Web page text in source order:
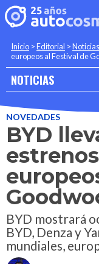
Inicio >Editorial >Noticias
europeos al Festival de
NOTICIAS
NOVEDADES
BYD
BYD mostrará
BYD, Denza y
mundiales,